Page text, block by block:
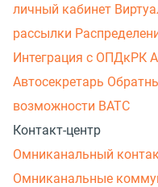
личный кабинет
рассылки
Интеграция с ОПДкРК
Автосекретарь
возможности ВАТС
Контакт-центр
Омниканальный
Омниканальные